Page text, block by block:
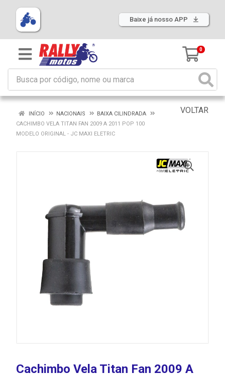
Baixe já nosso APP
0
VOLTAR
INÍCIO NACIONAIS
BAIXA CILINDRADA
CACHIMBO VELA TITAN FAN 2009 A 2011 POP 100
MODELO ORIGINAL - JC MAXI ELETRIC
Cachimbo Vela Titan Fan 2009 A